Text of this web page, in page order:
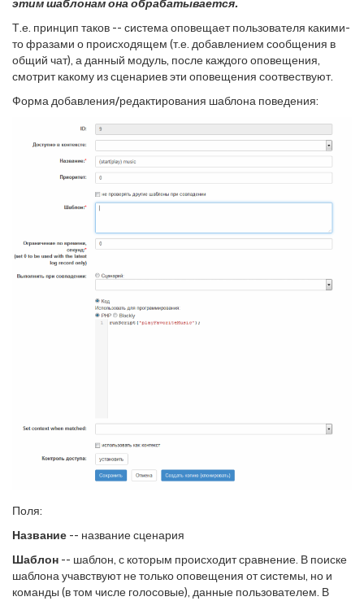
этим шаблонам она обрабатывается.
Т.е. принцип таков -- система оповещает пользователя какими-
то фразами о происходящем (т.е. добавлением сообщения в
общий чат), а данный модуль, после каждого оповещения,
смотрит какому из сценариев эти оповещения соотвествуют.
Форма добавления/редактирования шаблона поведения:
Поля:
Название -- название сценария
Шаблон -- шаблон, с которым происходит сравнение. В поиске
шаблона учавствуют не только оповещения от системы, но и
команды (в том числе голосовые), данные пользователем. В